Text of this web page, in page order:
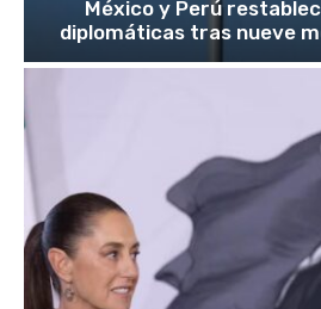
México y Perú
diplomáticas tras nueve